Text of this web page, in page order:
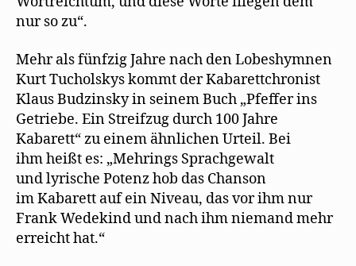
nur so zu“.
Mehr als fünfzig Jahre nach den Lobeshymnen
Kurt Tucholskys kommt der Kabarettchronist
Klaus Budzinsky in seinem Buch „Pfeffer ins
Getriebe. Ein Streifzug durch 100 Jahre
Kabarett“ zu einem ähnlichen Urteil. Bei
ihm heißt es: „Mehrings Sprachgewalt
und lyrische Potenz hob das Chanson
im Kabarett auf ein Niveau, das vor ihm nur
Frank Wedekind und nach ihm niemand mehr
erreicht hat.“